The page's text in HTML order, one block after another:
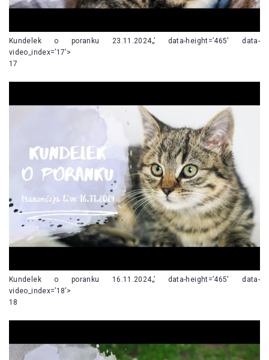
Kundelek o poranku 23.11.2024„’ data-height=’465′ data-
video_index=’17’>
17
Kundelek o poranku 16.11.2024„’ data-height=’465′ data-
video_index=’18’>
18